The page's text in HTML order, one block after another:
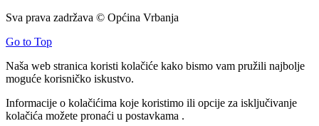
Sva prava zadržava © Općina Vrbanja
Go to Top
Naša web stranica koristi kolačiće kako bismo vam pružili najbolje
moguće korisničko iskustvo.
Informacije o kolačićima koje koristimo ili opcije za isključivanje
kolačića možete pronaći u postavkama .